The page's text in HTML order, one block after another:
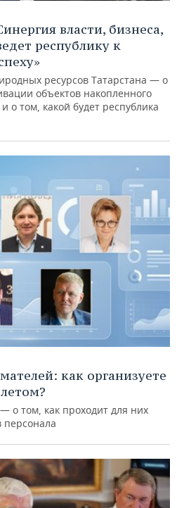
власти, бизнеса,
республику к
ресурсов Татарстана — о
объектов накопленного
о том, какой будет республика
как организуете
о том, как проходит для них
персонала